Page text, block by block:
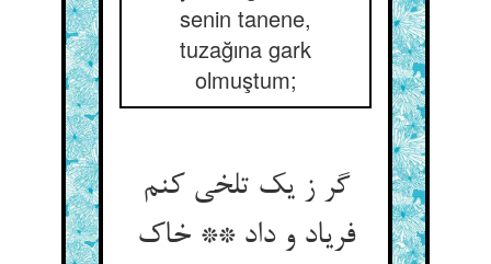
senin tanene,
tuzağına gark
olmuştum;
گر ز یک تلخی کنم
فریاد و داد ** خاک